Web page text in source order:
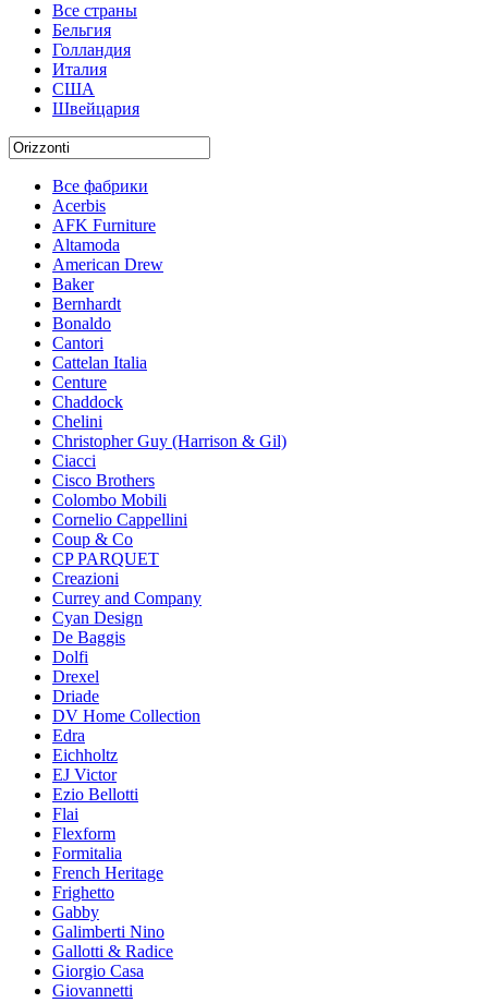
Все страны
Бельгия
Голландия
Италия
США
Швейцария
Все фабрики
Acerbis
AFK Furniture
Altamoda
American Drew
Baker
Bernhardt
Bonaldo
Cantori
Cattelan Italia
Centure
Chaddock
Chelini
Christopher Guy (Harrison & Gil)
Ciacci
Cisco Brothers
Colombo Mobili
Cornelio Cappellini
Coup & Co
CP PARQUET
Creazioni
Currey and Company
Cyan Design
De Baggis
Dolfi
Drexel
Driade
DV Home Collection
Edra
Eichholtz
EJ Victor
Ezio Bellotti
Flai
Flexform
Formitalia
French Heritage
Frighetto
Gabby
Galimberti Nino
Gallotti & Radice
Giorgio Casa
Giovannetti